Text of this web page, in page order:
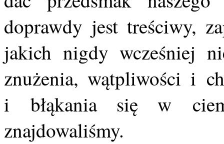
doprawdy jest treściwy,
jakich nigdy wcześniej
znużenia, wątpliwości i
i błąkania się w
znajdowaliśmy.